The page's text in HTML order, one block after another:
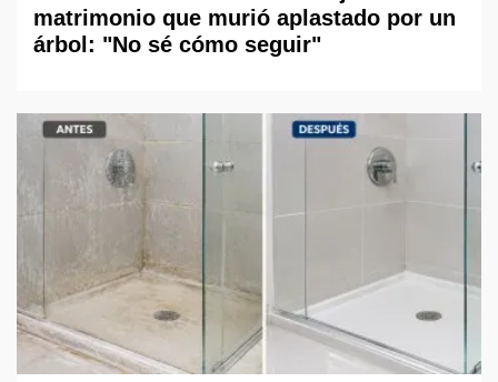
matrimonio que murió aplastado por un
árbol: "No sé cómo seguir"